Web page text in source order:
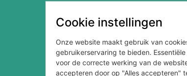
Cookie instellingen
Onze website maakt gebruik van
gebruikerservaring te bieden.
voor de correcte werking van de
accepteren door op "Alles accepteren"